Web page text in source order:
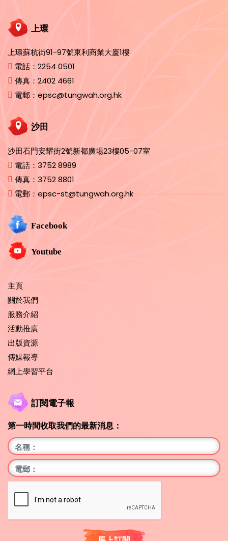
上環
上環蘇杭街91-97號東利商業大廈1樓
電話： 2254 0501
傳真： 2402 4661
電郵： epsc@tungwah.org.hk
沙田
沙田石門安耀街2號新都廣場23樓05-07室
電話： 3752 8989
傳真： 3752 8801
電郵： epsc-st@tungwah.org.hk
Facebook
Youtube
主頁
關於我們
服務介紹
活動推廣
出版資源
傳媒報導
網上學習平台
訂閱電子報
第一時間收取我們的最新消息：